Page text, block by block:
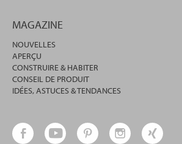
MAGAZINE
NOUVELLES
APERÇU
CONSTRUIRE & HABITER
CONSEIL DE PRODUIT
IDÉES, ASTUCES & TENDANCES